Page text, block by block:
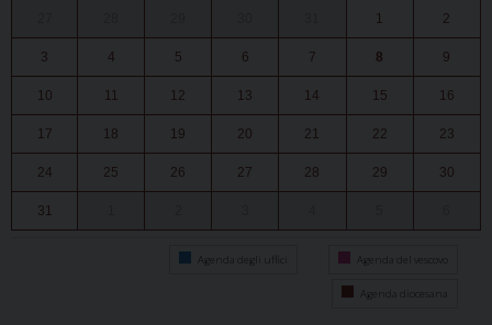
1 2
3 4 5 6 7 8 9
10 11 12 13 14 15 16
17 18 19 20 21 22 23
24 25 26 27 28 29 30
31
Agenda degli uffici Agenda del vescovo
Agenda diocesana